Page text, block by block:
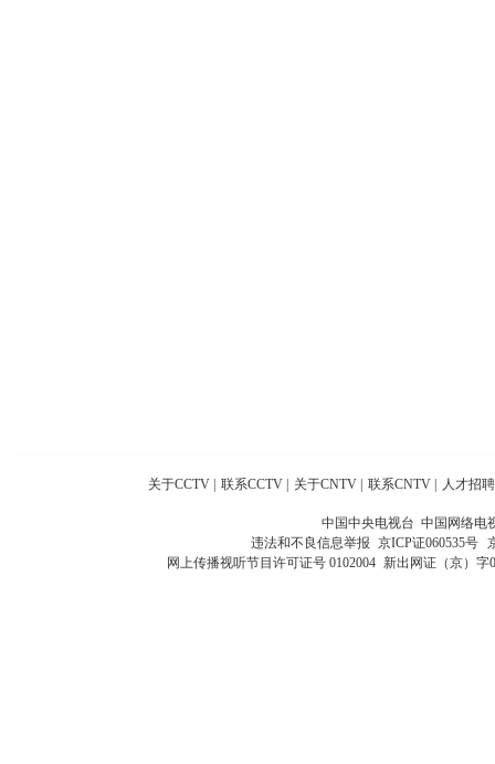
关于CCTV 联系CCTV 关于CNTV 联系CNTV 人才招聘
中国中央电视台 中国网络电
违法和不良信息举报 京ICP证060535号
网上传播视听节目许可证号 0102004 新出网证（京）